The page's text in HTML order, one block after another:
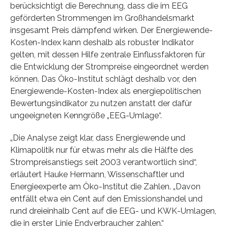
berücksichtigt die Berechnung, dass die im EEG
geförderten Strommengen im Großhandelsmarkt
insgesamt Preis dämpfend wirken. Der Energiewende-
Kosten-Index kann deshalb als robuster Indikator
gelten, mit dessen Hilfe zentrale Einflussfaktoren für
die Entwicklung der Strompreise eingeordnet werden
können. Das Öko-Institut schlägt deshalb vor, den
Energiewende-Kosten-Index als energiepolitischen
Bewertungsindikator zu nutzen anstatt der dafür
ungeeigneten Kenngröße „EEG-Umlage“.
„Die Analyse zeigt klar, dass Energiewende und
Klimapolitik nur für etwas mehr als die Hälfte des
Strompreisanstiegs seit 2003 verantwortlich sind“,
erläutert Hauke Hermann, Wissenschaftler und
Energieexperte am Öko-Institut die Zahlen. „Davon
entfällt etwa ein Cent auf den Emissionshandel und
rund dreieinhalb Cent auf die EEG- und KWK-Umlagen,
die in erster Linie Endverbraucher zahlen.“